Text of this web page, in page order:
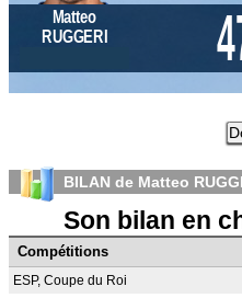
Matteo
RUGGERI
BILAN de Matteo
Son bilan en
Compétitions
ESP, Coupe du Roi